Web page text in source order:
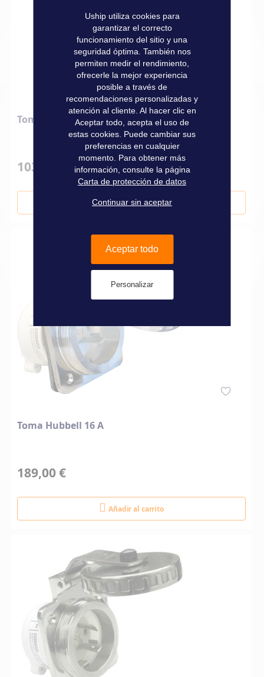
Toma Marinco 16 A
103,00 €
Añadir al carrito
Toma Hubbell 16 A
189,00 €
Añadir al carrito
Uship utiliza cookies para
garantizar el correcto
funcionamiento del sitio y una
seguridad óptima. También nos
permiten medir el rendimiento,
ofrecerle la mejor experiencia
posible a través de
recomendaciones personalizadas y
atención al cliente. Al hacer clic en
Aceptar todo, acepta el uso de
estas cookies. Puede cambiar sus
preferencias en cualquier
momento. Para obtener más
información, consulte la página
Carta de protección de datos
Continuar sin aceptar
Aceptar todo
Personalizar